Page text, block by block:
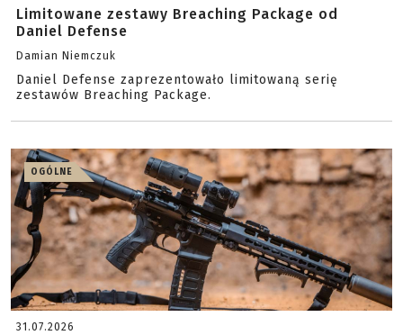
Limitowane zestawy Breaching Package od
Daniel Defense
Damian Niemczuk
Daniel Defense zaprezentowało limitowaną serię
zestawów Breaching Package.
OGÓLNE
31.07.2026